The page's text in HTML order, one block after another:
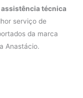
assistência técnica
serviço de
da marca
Anastácio.